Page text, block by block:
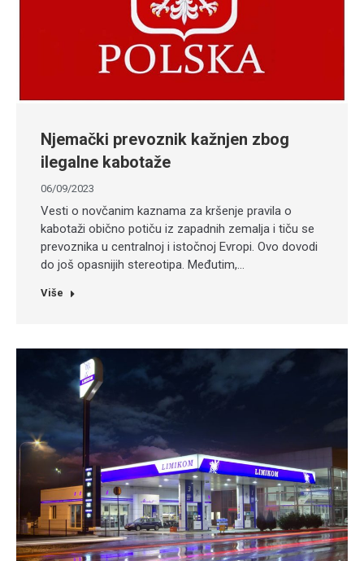
Njemački prevoznik kažnjen zbog
ilegalne kabotaže
06/09/2023
Vesti o novčanim kaznama za kršenje pravila o
kabotaži obično potiču iz zapadnih zemalja i tiču se
prevoznika u centralnoj i istočnoj Evropi. Ovo dovodi
do još opasnijih stereotipa. Međutim,…
Više